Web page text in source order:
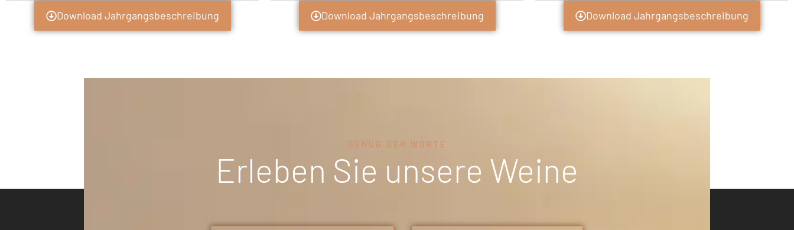
Download Jahrgangsbeschreibung Download Jahrgangsbeschreibung Download Jahrgangsbeschreibung
GENUG DER WORTE
Erleben Sie unsere Weine